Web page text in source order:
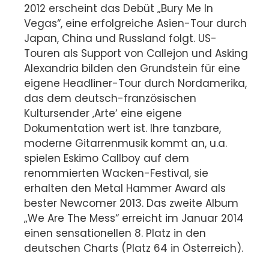
2012 erscheint das Debüt „Bury Me In
Vegas“, eine erfolgreiche Asien-Tour durch
Japan, China und Russland folgt. US-
Touren als Support von Callejon und Asking
Alexandria bilden den Grundstein für eine
eigene Headliner-Tour durch Nordamerika,
das dem deutsch-französischen
Kultursender ‚Arte‘ eine eigene
Dokumentation wert ist. Ihre tanzbare,
moderne Gitarrenmusik kommt an, u.a.
spielen Eskimo Callboy auf dem
renommierten Wacken-Festival, sie
erhalten den Metal Hammer Award als
bester Newcomer 2013. Das zweite Album
„We Are The Mess“ erreicht im Januar 2014
einen sensationellen 8. Platz in den
deutschen Charts (Platz 64 in Österreich).